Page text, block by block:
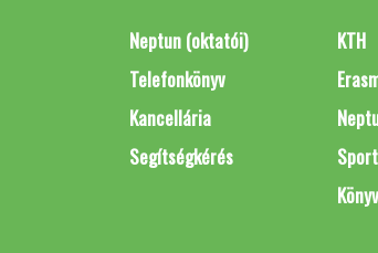
Neptun (oktatói)
Telefonkönyv
Kancellária
Segítségkérés
KTH
Sport